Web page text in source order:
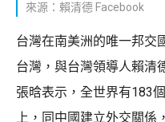
來源：賴清德 Facebook
台灣在南美洲的唯一邦交
台灣，與台灣領導人賴清
張晗表示，全世界有183
上，同中國建立外交關係